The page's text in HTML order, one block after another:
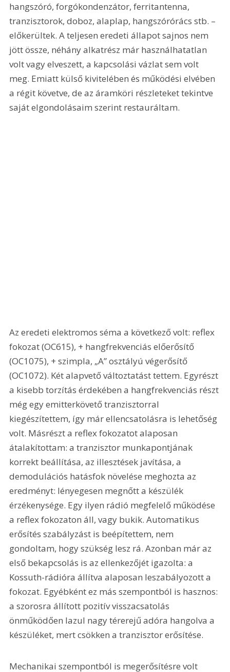
hangszóró, forgókondenzátor, ferritantenna,
tranzisztorok, doboz, alaplap, hangszórórács stb. –
előkerültek. A teljesen eredeti állapot sajnos nem
jött össze, néhány alkatrész már használhatatlan
volt vagy elveszett, a kapcsolási vázlat sem volt
meg. Emiatt külső kivitelében és működési elvében
a régit követve, de az áramköri részleteket tekintve
saját elgondolásaim szerint restauráltam.
Az eredeti elektromos séma a következő volt: reflex
fokozat (OC615), + hangfrekvenciás előerősítő
(OC1075), + szimpla, „A” osztályú végerősítő
(OC1072). Két alapvető változtatást tettem. Egyrészt
a kisebb torzítás érdekében a hangfrekvenciás részt
még egy emitterkövető tranzisztorral
kiegészítettem, így már ellencsatolásra is lehetőség
volt. Másrészt a reflex fokozatot alaposan
átalakítottam: a tranzisztor munkapontjának
korrekt beállítása, az illesztések javítása, a
demodulációs hatásfok növelése meghozta az
eredményt: lényegesen megnőtt a készülék
érzékenysége. Egy ilyen rádió megfelelő működése
a reflex fokozaton áll, vagy bukik. Automatikus
erősítés szabályzást is beépítettem, nem
gondoltam, hogy szükség lesz rá. Azonban már az
első bekapcsolás is az ellenkezőjét igazolta: a
Kossuth-rádióra állítva alaposan leszabályozott a
fokozat. Egyébként ez más szempontból is hasznos:
a szorosra állított pozitív visszacsatolás
önműködően lazul nagy térerejű adóra hangolva a
készüléket, mert csökken a tranzisztor erősítése.
Mechanikai szempontból is megerősítésre volt